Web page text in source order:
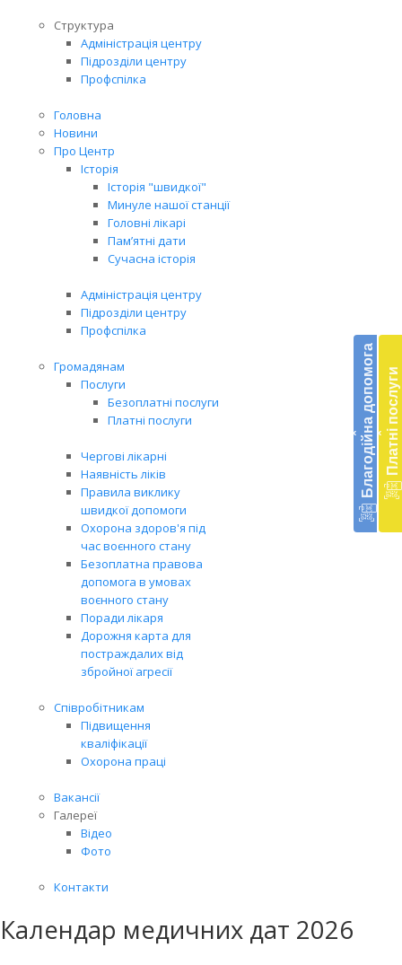
Структура
Адміністрація центру
Підрозділи центру
Профспілка
Головна
Новини
Про Центр
Історія
Історія "швидкої"
Минуле нашої станції
Головні лікарі
Пам’ятні дати
Сучасна історія
Адміністрація центру
Підрозділи центру
Профспілка
Громадянам
Послуги
Безоплатні послуги
Платні послуги
Чергові лікарні
Наявність ліків
Правила виклику
швидкої допомоги
Охорона здоров'я під
час воєнного стану
Безоплатна правова
допомога в умовах
воєнного стану
Поради лікаря
Дорожня карта для
постраждалих від
збройної агресії
Співробітникам
Підвищення
кваліфікації
Охорона праці
Вакансії
Галереї
Відео
Фото
Контакти
‹ Благодійна допомога ‹ Платні послуги
Календар медичних дат 2026